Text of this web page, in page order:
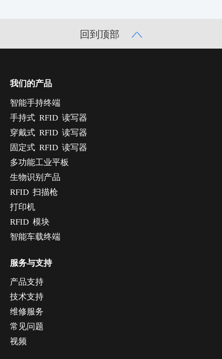
回到顶部
我们的产品
智能手持终端
手持式 RFID 读写器
穿戴式 RFID 读写器
固定式 RFID 读写器
多功能工业平板
生物识别产品
RFID 扫描枪
打印机
RFID 模块
智能车载终端
服务与支持
产品支持
技术支持
维修服务
常见问题
视频